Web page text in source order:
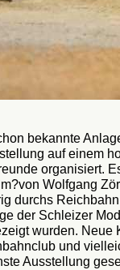
bekannte
auf einem
organisiert.
Wolfgang
durchs
der Schleizer
wurden. Neue
und
Ausstellung